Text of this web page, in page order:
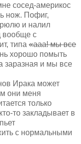
сосед-америкос
нож. Пофиг,
и налил
вообще с
типа «ааа! мы все
хорошо помыть
заразная и мы все
Ирака может
они меня
только
то закладывает в
с нормальными